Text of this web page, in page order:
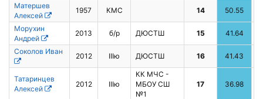
Матершев
Алексей
1957 КМС 14 50.55
Морухин
Андрей
2013 б/р ДЮСТШ 15 41.64
Соколов Иван
2012 IIIю ДЮСТШ 16 41.43
Татаринцев
Алексей
2012 IIIю
КК МЧС -
МБОУ СШ
№1
17 36.98